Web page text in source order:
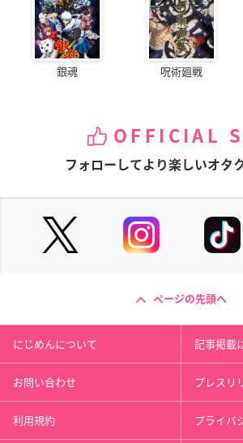
銀魂 呪術廻戦
OFFICIAL
フォローしてより楽しいオタ
ページの先頭へ
にじめんについて 記事掲載
お問い合わせ プレスリ
利用規約 プライバ